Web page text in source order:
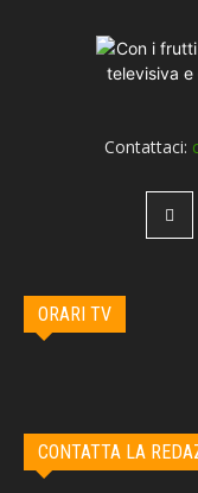
Contattaci:
ORARI TV
CONTATTA LA